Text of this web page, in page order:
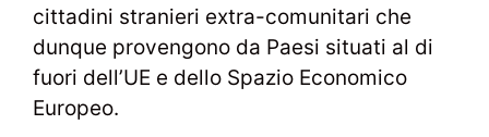
cittadini stranieri extra-comunitari che
dunque provengono da Paesi situati al di
fuori dell’UE e dello Spazio Economico
Europeo.